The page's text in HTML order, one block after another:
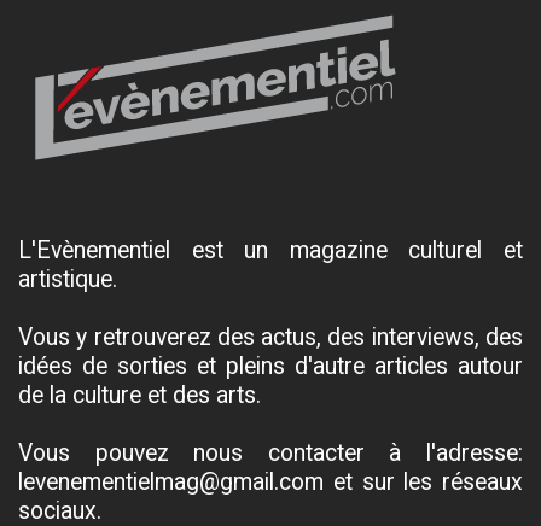
L'Evènementiel est un magazine culturel et
artistique.
Vous y retrouverez des actus, des interviews, des
idées de sorties et pleins d'autre articles autour
de la culture et des arts.
Vous pouvez nous contacter à l'adresse:
levenementielmag@gmail.com et sur les réseaux
sociaux.